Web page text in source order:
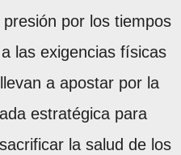
presión por los tiempos
las exigencias físicas
a apostar por la
estratégica para
la salud de los